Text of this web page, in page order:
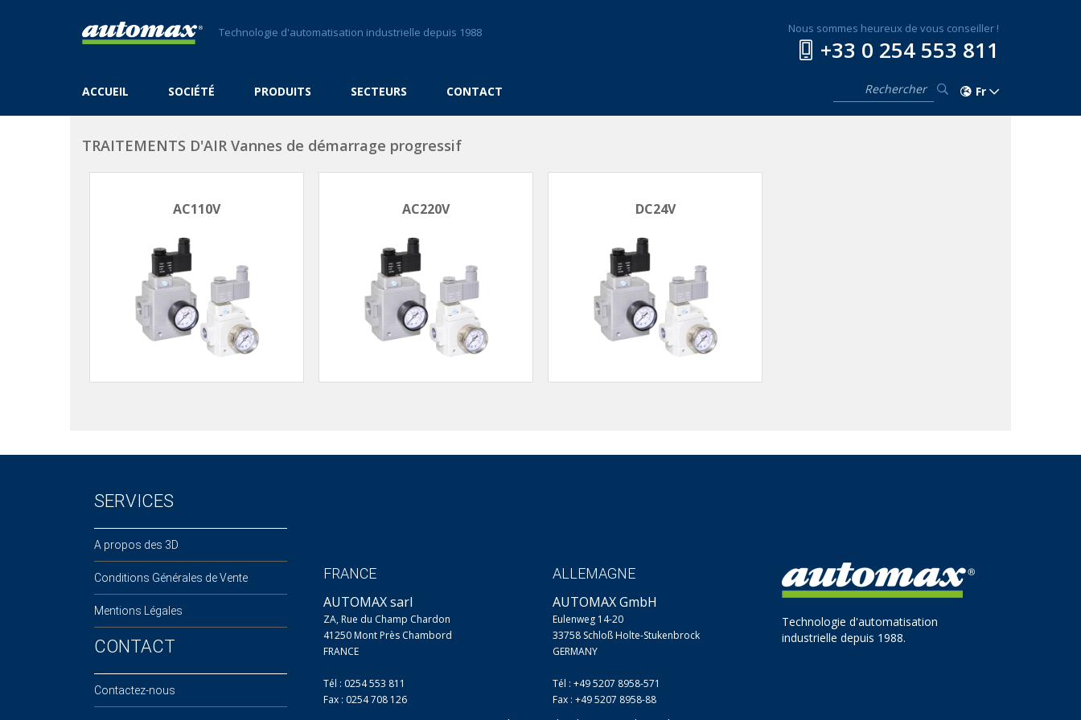
Technologie d'automatisation industrielle depuis 1988
ACCUEIL SOCIÉTÉ PRODUITS SECTEURS CONTACT
Nous sommes heureux de vous conseiller !
+33 0 254 553 811
Fr
TRAITEMENTS D'AIR Vannes de démarrage progressif
AC110V AC220V DC24V
SERVICES
A propos des 3D
Conditions Générales de Vente
Mentions Légales
CONTACT
Contactez-nous
FRANCE
AUTOMAX sarl
ZA, Rue du Champ Chardon
41250 Mont Près Chambord
FRANCE
Tél : 0254 553 811
Fax : 0254 708 126
ALLEMAGNE
AUTOMAX GmbH
Eulenweg 14-20
33758 Schloß Holte-Stukenbrock
GERMANY
Tél : +49 5207 8958-571
Fax : +49 5207 8958-88
Technologie d'automatisation
industrielle depuis 1988.